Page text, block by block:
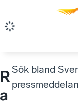
R
a
Sök bland